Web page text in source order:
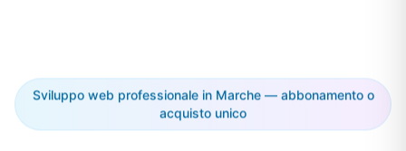
Sviluppo web professionale in Marche — abbonamento o
acquisto unico